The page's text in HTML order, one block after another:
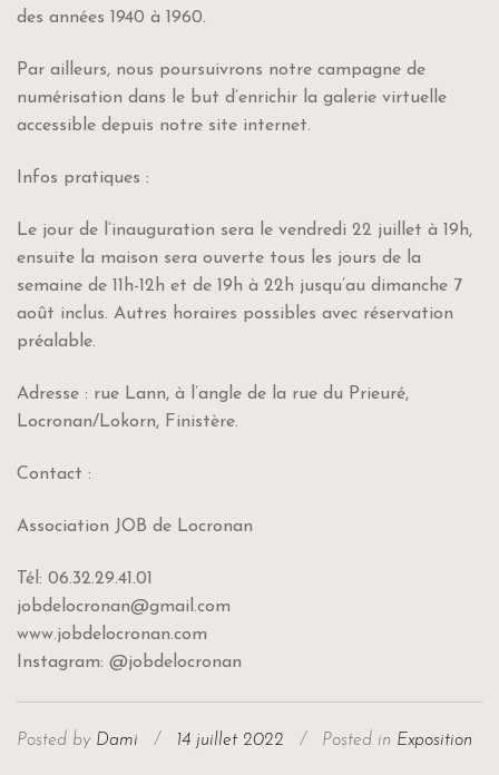
des années 1940 à 1960.
Par ailleurs, nous poursuivrons notre campagne de
numérisation dans le but d’enrichir la galerie virtuelle
accessible depuis notre site internet.
Infos pratiques :
Le jour de l’inauguration sera le vendredi 22 juillet à 19h,
ensuite la maison sera ouverte tous les jours de la
semaine de 11h-12h et de 19h à 22h jusqu’au dimanche 7
août inclus. Autres horaires possibles avec réservation
préalable.
Adresse : rue Lann, à l’angle de la rue du Prieuré,
Locronan/Lokorn, Finistère.
Contact :
Association JOB de Locronan
Tél: 06.32.29.41.01
jobdelocronan@gmail.com
www.jobdelocronan.com
Instagram: @jobdelocronan
Posted by Dami / 14 juillet 2022 / Posted in Exposition